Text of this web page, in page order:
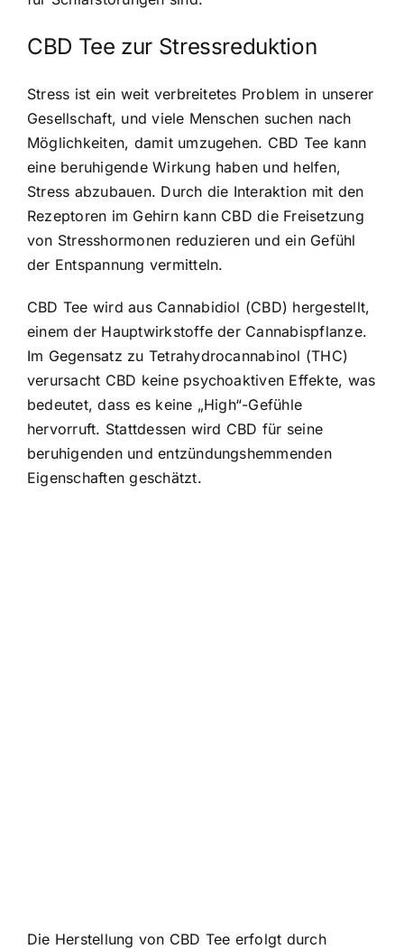
CBD Tee zur Stressreduktion
Stress ist ein weit verbreitetes Problem in unserer
Gesellschaft, und viele Menschen suchen nach
Möglichkeiten, damit umzugehen. CBD Tee kann
eine beruhigende Wirkung haben und helfen,
Stress abzubauen. Durch die Interaktion mit den
Rezeptoren im Gehirn kann CBD die Freisetzung
von Stresshormonen reduzieren und ein Gefühl
der Entspannung vermitteln.
CBD Tee wird aus Cannabidiol (CBD) hergestellt,
einem der Hauptwirkstoffe der Cannabispflanze.
Im Gegensatz zu Tetrahydrocannabinol (THC)
verursacht CBD keine psychoaktiven Effekte, was
bedeutet, dass es keine „High“-Gefühle
hervorruft. Stattdessen wird CBD für seine
beruhigenden und entzündungshemmenden
Eigenschaften geschätzt.
Die Herstellung von CBD Tee erfolgt durch